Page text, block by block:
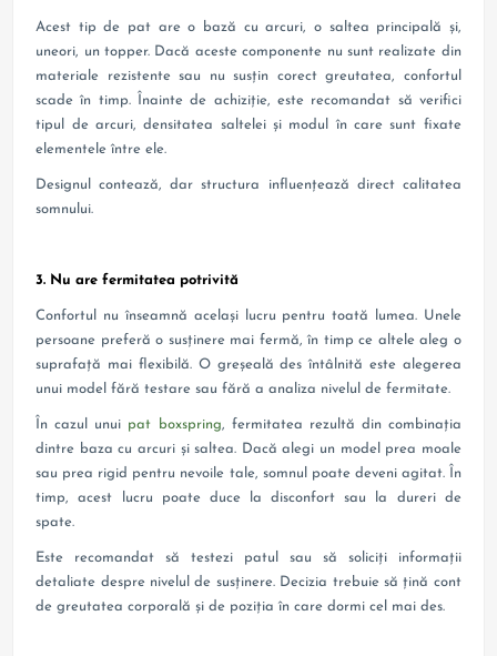
Acest tip de pat are o bază cu arcuri, o saltea principală și,
uneori, un topper. Dacă aceste componente nu sunt realizate din
materiale rezistente sau nu susțin corect greutatea, confortul
scade în timp. Înainte de achiziție, este recomandat să verifici
tipul de arcuri, densitatea saltelei și modul în care sunt fixate
elementele între ele.
Designul contează, dar structura influențează direct calitatea
somnului.
3. Nu are fermitatea potrivită
Confortul nu înseamnă același lucru pentru toată lumea. Unele
persoane preferă o susținere mai fermă, în timp ce altele aleg o
suprafață mai flexibilă. O greșeală des întâlnită este alegerea
unui model fără testare sau fără a analiza nivelul de fermitate.
În cazul unui pat boxspring, fermitatea rezultă din combinația
dintre baza cu arcuri și saltea. Dacă alegi un model prea moale
sau prea rigid pentru nevoile tale, somnul poate deveni agitat. În
timp, acest lucru poate duce la disconfort sau la dureri de
spate.
Este recomandat să testezi patul sau să soliciți informații
detaliate despre nivelul de susținere. Decizia trebuie să țină cont
de greutatea corporală și de poziția în care dormi cel mai des.